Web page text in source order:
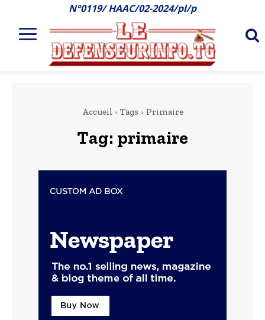
N°0119/ HAAC/02-2024/pl/p
Accueil Tags Primaire
Tag: primaire